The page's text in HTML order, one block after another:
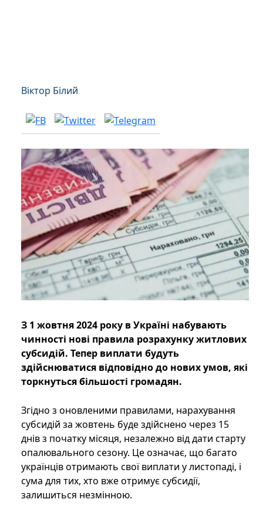
Віктор Білий
З 1 жовтня 2024 року в Україні набувають
чинності нові правила розрахунку житлових
субсидій. Тепер виплати будуть
здійснюватися відповідно до нових умов, які
торкнуться більшості громадян.
Згідно з оновленими правилами, нарахування
субсидій за жовтень буде здійснено через 15
днів з початку місяця, незалежно від дати старту
опалювального сезону. Це означає, що багато
українців отримають свої виплати у листопаді, і
сума для тих, хто вже отримує субсидії,
залишиться незмінною.